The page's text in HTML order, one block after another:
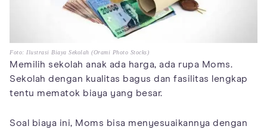
Foto: Ilustrasi Biaya Sekolah (Orami Photo Stocks)
Memilih sekolah anak ada harga, ada rupa Moms.
Sekolah dengan kualitas bagus dan fasilitas lengkap
tentu mematok biaya yang besar.
Soal biaya ini, Moms bisa menyesuaikannya dengan